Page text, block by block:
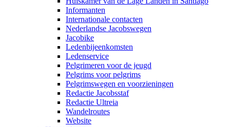
Informanten
Internationale contacten
Nederlandse Jacobswegen
Jacobike
Ledenbijeenkomsten
Ledenservice
Pelgrimeren voor de jeugd
Pelgrims voor pelgrims
Pelgrimswegen en voorzieningen
Redactie Jacobsstaf
Redactie Ultreia
Wandelroutes
Website